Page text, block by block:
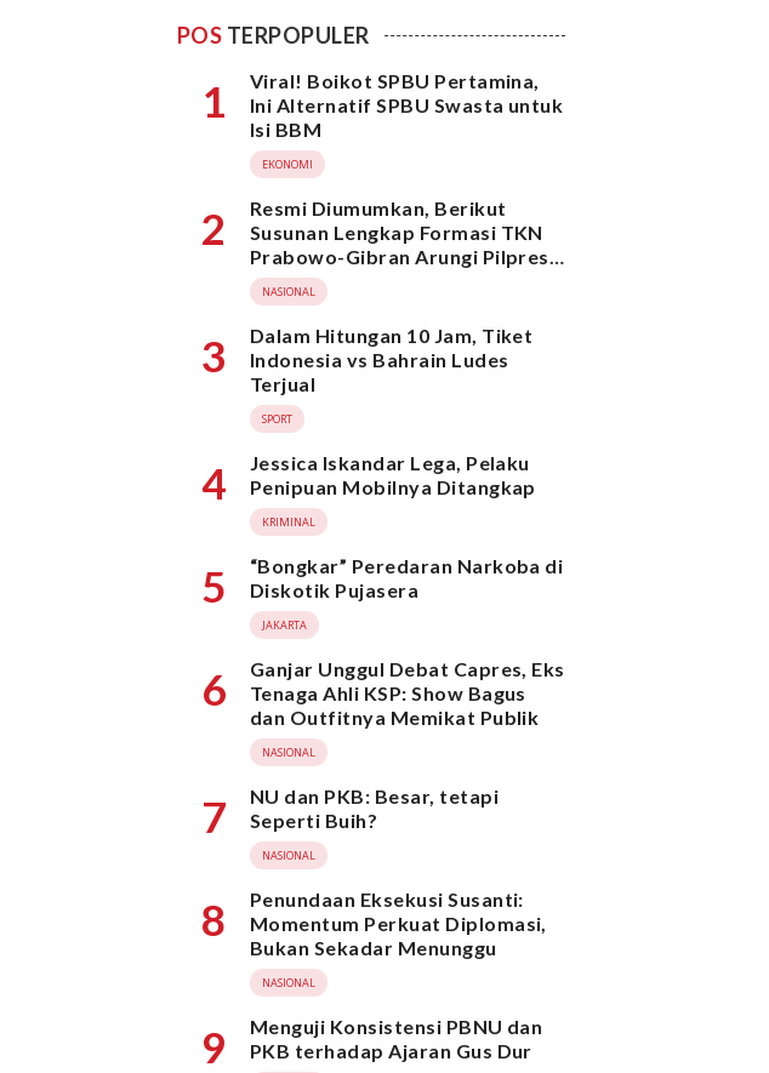
POS TERPOPULER
1
Viral! Boikot SPBU Pertamina,
Ini Alternatif SPBU Swasta untuk
Isi BBM
EKONOMI
2
Resmi Diumumkan, Berikut
Susunan Lengkap Formasi TKN
Prabowo-Gibran Arungi Pilpres
2024, Ada Ridwan Kamil hingga
Suami Yenny Wahid
NASIONAL
3
Dalam Hitungan 10 Jam, Tiket
Indonesia vs Bahrain Ludes
Terjual
SPORT
4
Jessica Iskandar Lega, Pelaku
Penipuan Mobilnya Ditangkap
KRIMINAL
5
“Bongkar” Peredaran Narkoba di
Diskotik Pujasera
JAKARTA
6
Ganjar Unggul Debat Capres, Eks
Tenaga Ahli KSP: Show Bagus
dan Outfitnya Memikat Publik
NASIONAL
7
NU dan PKB: Besar, tetapi
Seperti Buih?
NASIONAL
8
Penundaan Eksekusi Susanti:
Momentum Perkuat Diplomasi,
Bukan Sekadar Menunggu
NASIONAL
9
Menguji Konsistensi PBNU dan
PKB terhadap Ajaran Gus Dur